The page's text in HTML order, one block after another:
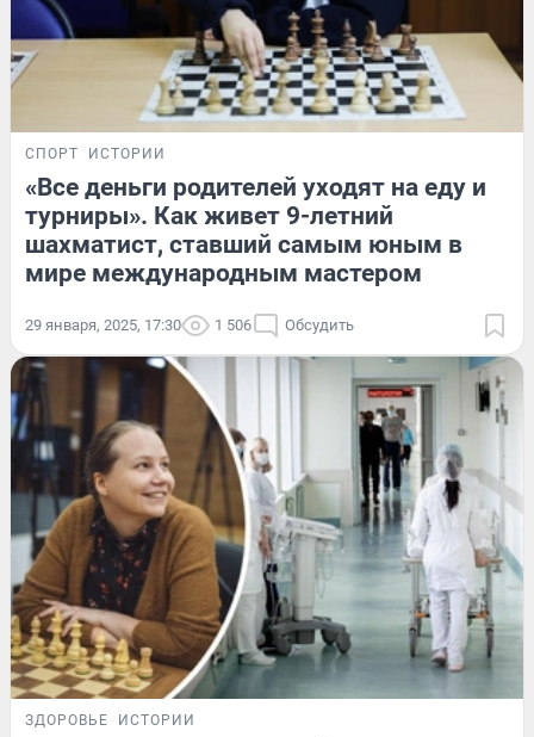
СПОРТ ИСТОРИИ
«Все деньги родителей уходят на еду и
турниры». Как живет 9-летний
шахматист, ставший самым юным в
мире международным мастером
29 января, 2025, 17:30 1 506 Обсудить
ЗДОРОВЬЕ ИСТОРИИ